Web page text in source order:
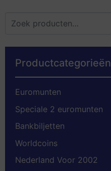
Productcategorieën
Euromunten
Speciale 2 euromunten
Bankbiljetten
Worldcoins
Nederland Voor 2002